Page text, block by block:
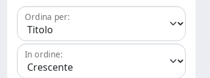
Ordina per:
In ordine: